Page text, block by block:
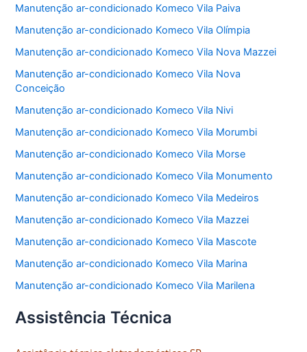
Manutenção ar-condicionado Komeco Vila Paiva
Manutenção ar-condicionado Komeco Vila Olímpia
Manutenção ar-condicionado Komeco Vila Nova Mazzei
Manutenção ar-condicionado Komeco Vila Nova
Conceição
Manutenção ar-condicionado Komeco Vila Nivi
Manutenção ar-condicionado Komeco Vila Morumbi
Manutenção ar-condicionado Komeco Vila Morse
Manutenção ar-condicionado Komeco Vila Monumento
Manutenção ar-condicionado Komeco Vila Medeiros
Manutenção ar-condicionado Komeco Vila Mazzei
Manutenção ar-condicionado Komeco Vila Mascote
Manutenção ar-condicionado Komeco Vila Marina
Manutenção ar-condicionado Komeco Vila Marilena
Assistência Técnica